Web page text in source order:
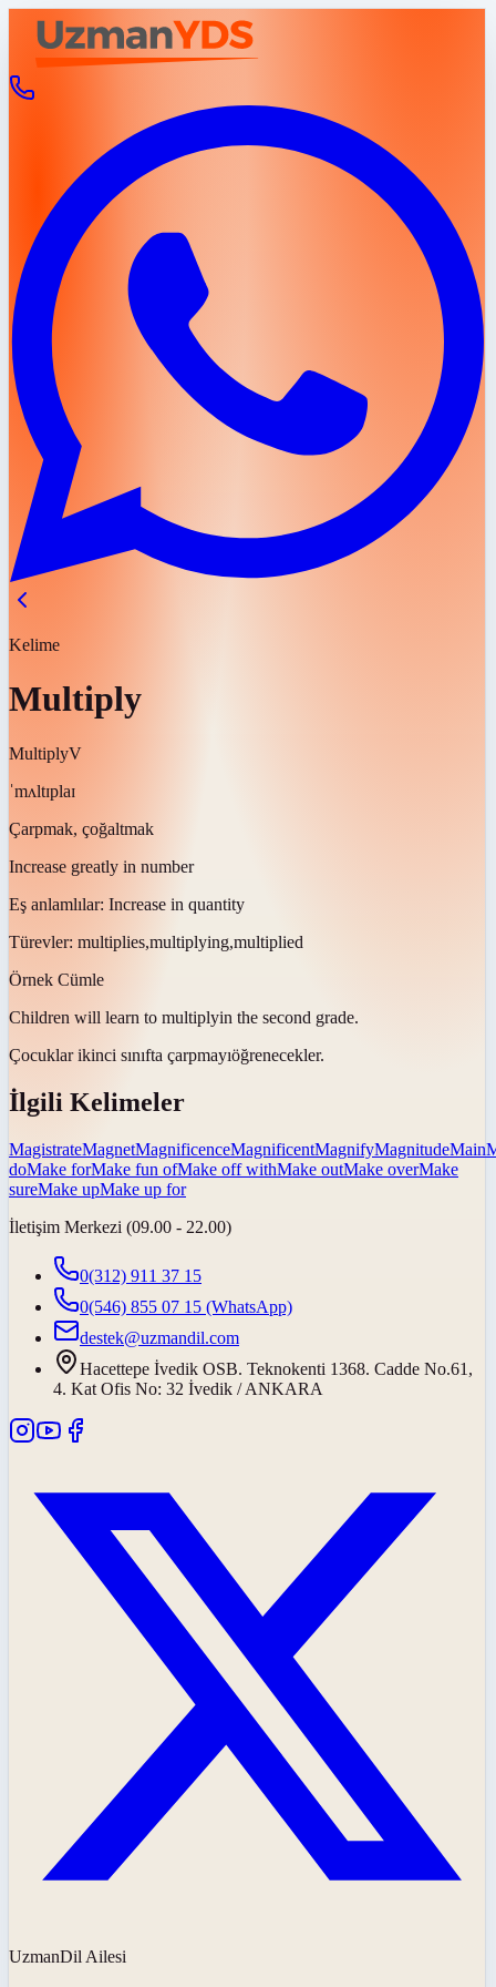
Kelime
Multiply
MultiplyV
ˈmʌltɪplaɪ
Çarpmak, çoğaltmak
Increase greatly in number
Eş anlamlılar: Increase in quantity
Türevler: multiplies,multiplying,multiplied
Örnek Cümle
Children will learn to multiplyin the second grade.
Çocuklar ikinci sınıfta çarpmayıöğrenecekler.
İlgili Kelimeler
MagistrateMagnetMagnificenceMagnificentMagnifyMagnitudeMain
doMake forMake fun ofMake off withMake outMake overMake
sureMake upMake up for
İletişim Merkezi (09.00 - 22.00)
0(312) 911 37 15
0(546) 855 07 15 (WhatsApp)
destek@uzmandil.com
Hacettepe İvedik OSB. Teknokenti 1368. Cadde No.61,
4. Kat Ofis No: 32 İvedik / ANKARA
UzmanDil Ailesi